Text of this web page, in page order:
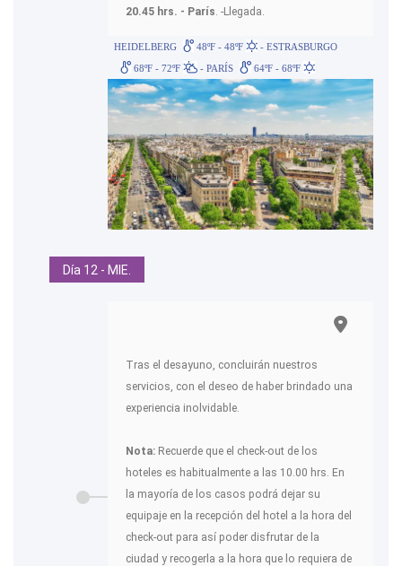
20.45 hrs. - París . -Llegada.
HEIDELBERG 48ºF - 48ºF
- ESTRASBURGO
68ºF - 72ºF
- PARÍS 64ºF - 68ºF
Día 12 - MIE.
Tras el desayuno, concluirán nuestros
servicios, con el deseo de haber brindado una
experiencia inolvidable.
Nota: Recuerde que el check-out de los
hoteles es habitualmente a las 10.00 hrs. En
la mayoría de los casos podrá dejar su
equipaje en la recepción del hotel a la hora del
check-out para así poder disfrutar de la
ciudad y recogerla a la hora que lo requiera de